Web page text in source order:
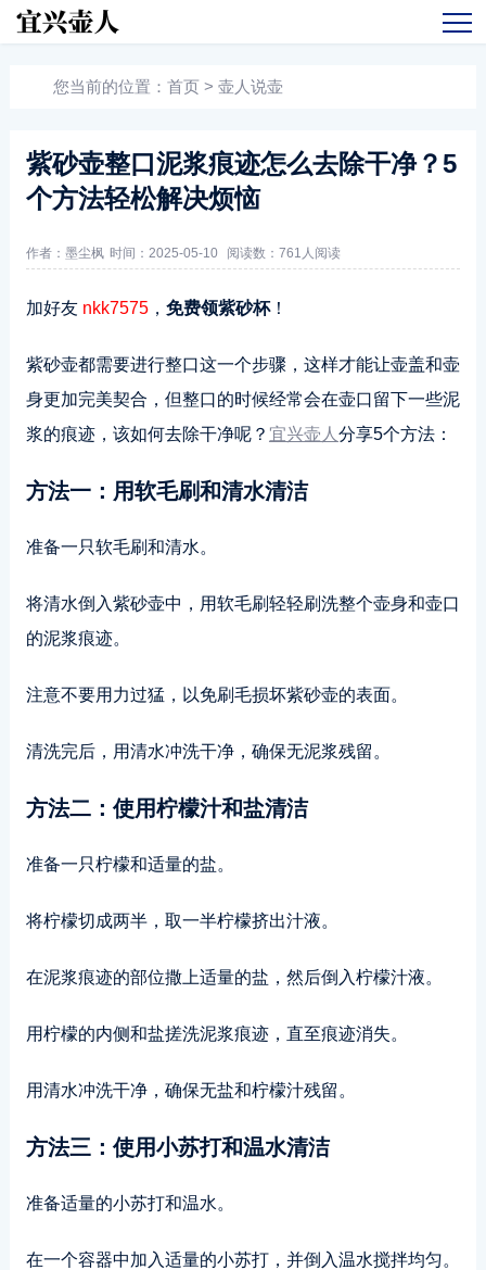
您当前的位置： 首页 > 壶人说壶
紫砂壶整口泥浆痕迹怎么去除干净？5
个方法轻松解决烦恼
作者：墨尘枫 时间：2025-05-10 阅读数： 761人阅读
加好友 nkk7575， 免费领紫砂杯！
紫砂壶都需要进行整口这一个步骤，这样才能让壶盖和壶
身更加完美契合，但整口的时候经常会在壶口留下一些泥
浆的痕迹，该如何去除干净呢？ 宜兴壶人 分享5个方法：
方法一：用软毛刷和清水清洁
准备一只软毛刷和清水。
将清水倒入紫砂壶中，用软毛刷轻轻刷洗整个壶身和壶口
的泥浆痕迹。
注意不要用力过猛，以免刷毛损坏紫砂壶的表面。
清洗完后，用清水冲洗干净，确保无泥浆残留。
方法二：使用柠檬汁和盐清洁
准备一只柠檬和适量的盐。
将柠檬切成两半，取一半柠檬挤出汁液。
在泥浆痕迹的部位撒上适量的盐，然后倒入柠檬汁液。
用柠檬的内侧和盐搓洗泥浆痕迹，直至痕迹消失。
用清水冲洗干净，确保无盐和柠檬汁残留。
方法三：使用小苏打和温水清洁
准备适量的小苏打和温水。
在一个容器中加入适量的小苏打，并倒入温水搅拌均匀。